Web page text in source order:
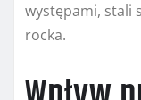
występami, stali
rocka.